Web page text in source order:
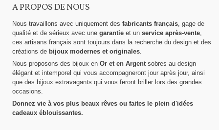
A PROPOS DE NOUS
Nous travaillons avec uniquement des fabricants français, gage de
qualité et de sérieux avec une garantie et un service après-vente,
ces artisans français sont toujours dans la recherche du design et des
créations de bijoux modernes et originales.
Nous proposons des bijoux en Or et en Argentsobres au design
élégant et intemporel qui vous accompagneront jour après jour, ainsi
que des bijoux extravagants qui vous feront briller lors des grandes
occasions.
Donnez vie à vos plus beaux rêves ou faites le plein d'idées
cadeaux éblouissantes.